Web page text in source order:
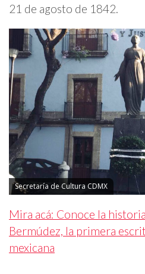
21 de agosto de 1842.
Secretaría de Cultura CDMX
Mira acá: Conoce la
Bermúdez, la primera
mexicana